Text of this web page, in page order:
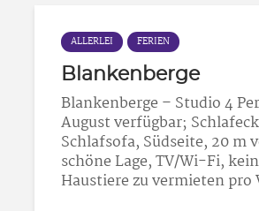
ALLERLEI FERIEN
Blankenberge
Blankenberge – Studio 4
August verfügbar;
Schlafsofa, Südseite, 20 m
schöne Lage, TV/Wi-Fi,
Haustiere zu vermieten pro